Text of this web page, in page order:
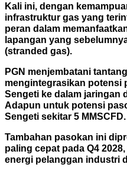
Kali ini, dengan
infrastruktur gas yang
peran dalam
lapangan yang
(stranded gas).
PGN menjembatani
mengintegrasikan potensi
Sengeti ke dalam jaringan
Adapun untuk potensi
Sengeti sekitar 5 MMSCFD.
Tambahan pasokan ini
paling cepat pada Q4
energi pelanggan industri